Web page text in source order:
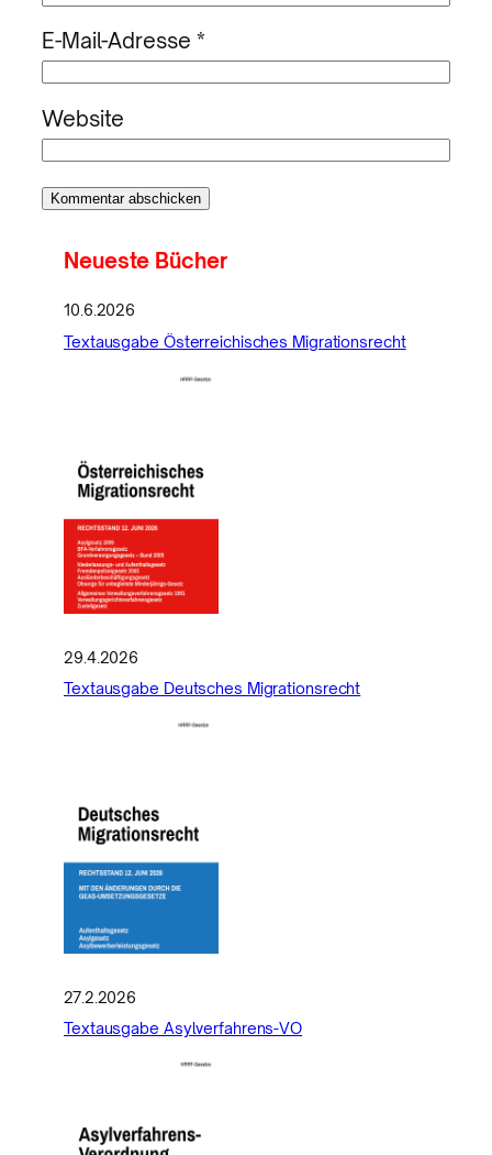
E-Mail-Adresse *
Website
Neueste Bücher
10.6.2026
Textausgabe Österreichisches Migrationsrecht
29.4.2026
Textausgabe Deutsches Migrationsrecht
27.2.2026
Textausgabe Asylverfahrens-VO